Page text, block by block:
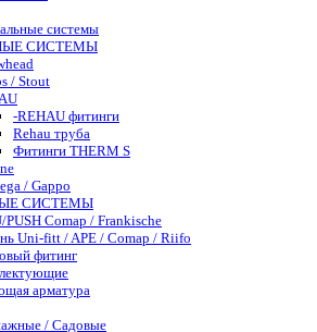
системы
СИСТЕМЫ
/ Stout
-REHAU фитинги
Rehau труба
Фитинги THERM S
/ Gappo
СИСТЕМЫ
PUSH Comap / Frankische
Uni-fitt / APE / Comap / Riifo
фитинг
арматура
/ Садовые